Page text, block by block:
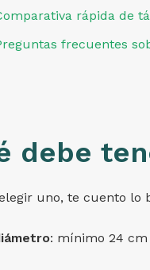
rápida de
frecuentes
debe
uno, te cuento lo
: mínimo 24